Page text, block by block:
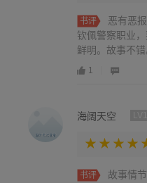
书评
恶有恶
钦佩警察职业
鲜明。故事不错
1
海阔天空
书评
故事情